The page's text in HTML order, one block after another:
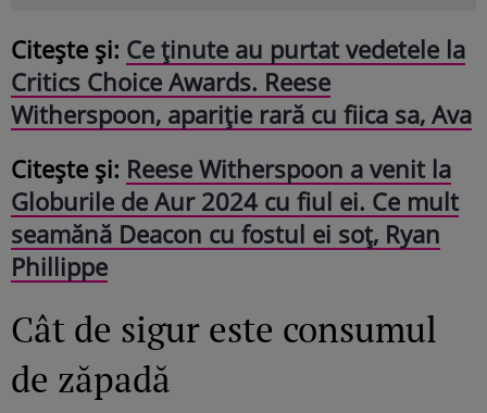
Citește și: Ce ținute au purtat vedetele la
Critics Choice Awards. Reese
Witherspoon, apariție rară cu fiica sa, Ava
Citește și: Reese Witherspoon a venit la
Globurile de Aur 2024 cu fiul ei. Ce mult
seamănă Deacon cu fostul ei soț, Ryan
Phillippe
Cât de sigur este consumul
de zăpadă